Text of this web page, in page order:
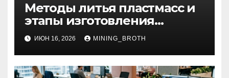
Методы литья пластмасс и
этапы изготовления
пластиковых изделий
ИЮН 16, 2026 MINING_BROTH